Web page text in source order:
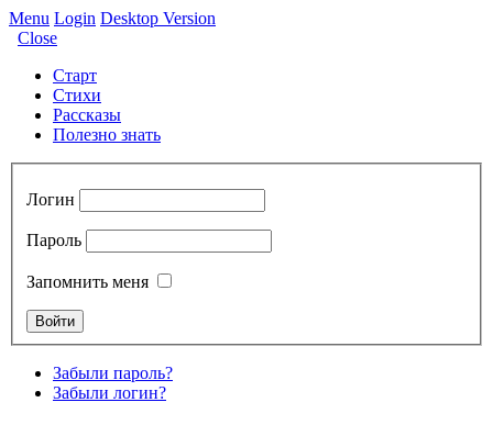
Menu Login Desktop Version
Close
Старт
Стихи
Рассказы
Полезно знать
Логин
Пароль
Запомнить меня
Забыли пароль?
Забыли логин?